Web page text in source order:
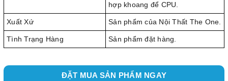
hợp khoang để CPU.
Xuất Xứ Sản phẩm của Nội Thất The One.
Tình Trạng Hàng Sản phẩm đặt hàng.
ĐẶT MUA SẢN PHẨM NGAY